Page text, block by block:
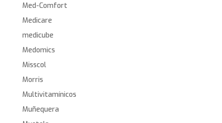
Med-Comfort
Medicare
medicube
Medomics
Misscol
Morris
Multivitamínicos
Muñequera